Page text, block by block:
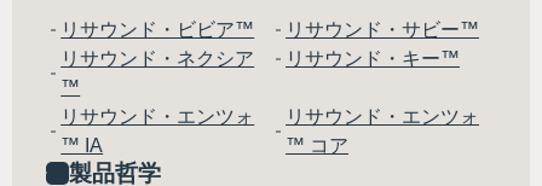
リサウンド・ビビア™
リサウンド・サビー™
リサウンド・ネクシア
™
リサウンド・キー™
リサウンド・エンツォ
™ IA
リサウンド・エンツォ
™ コア
製品哲学